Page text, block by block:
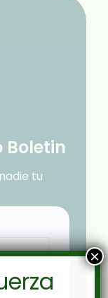
Boletin
tu
×